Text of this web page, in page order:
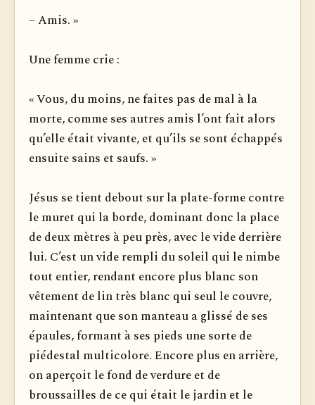
– Amis. »
Une femme crie :
« Vous, du moins, ne faites pas de mal à la
morte, comme ses autres amis l’ont fait alors
qu’elle était vivante, et qu’ils se sont échappés
ensuite sains et saufs. »
Jésus se tient debout sur la plate-forme contre
le muret qui la borde, dominant donc la place
de deux mètres à peu près, avec le vide derrière
lui. C’est un vide rempli du soleil qui le nimbe
tout entier, rendant encore plus blanc son
vêtement de lin très blanc qui seul le couvre,
maintenant que son manteau a glissé de ses
épaules, formant à ses pieds une sorte de
piédestal multicolore. Encore plus en arrière,
on aperçoit le fond de verdure et de
broussailles de ce qui était le jardin et le